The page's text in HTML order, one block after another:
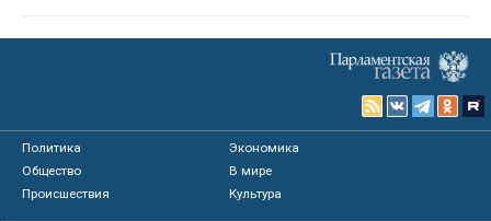
Политика
Экономика
Общество
В мире
Происшествия
Культура